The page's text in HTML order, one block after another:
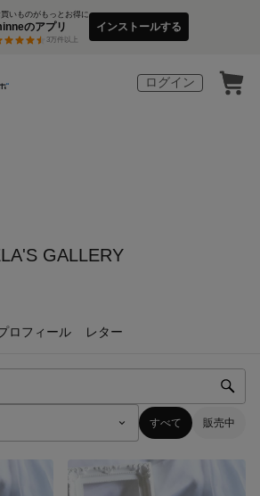
買いものがもっとお得に
のアプリ
3万件以上
インストールする
ログイン
GALLERY
ロフィール レター
すべて 販売中